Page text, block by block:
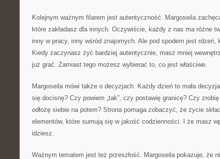
Kolejnym ważnym filarem jest autentyczność. Margoseila
które zakładasz dla innych. Oczywiście, każdy z nas ma różne
inny w pracy, inny wśród znajomych. Ale pod spodem jest rdzeń,
Kiedy zaczynasz żyć bardziej autentycznie, masz mniej
już grać. Zamiast tego możesz wybierać to, co jest właściwe.
Margoseila mówi także o decyzjach. Każdy dzień to mała
się docisnę? Czy powiem „tak”, czy postawię granicę? Czy
odłożę siebie na potem? Strona pomaga zobaczyć, że życie
elementów, które sumują się w jakość codzienności. I że masz
idziesz.
Ważnym tematem jest też przeszłość. Margoseila pokazuje, że